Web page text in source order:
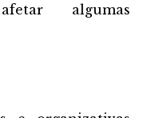
algumas